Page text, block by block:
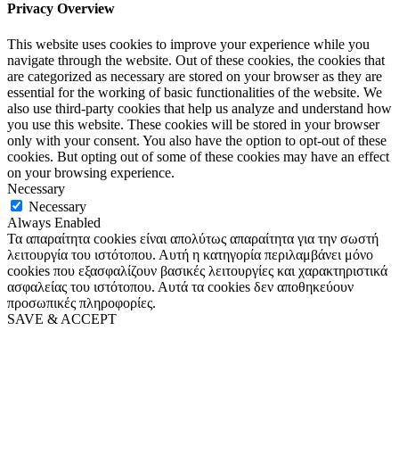
Privacy Overview
This website uses cookies to improve your experience while you
navigate through the website. Out of these cookies, the cookies that
are categorized as necessary are stored on your browser as they are
essential for the working of basic functionalities of the website. We
also use third-party cookies that help us analyze and understand how
you use this website. These cookies will be stored in your browser
only with your consent. You also have the option to opt-out of these
cookies. But opting out of some of these cookies may have an effect
on your browsing experience.
Necessary
Necessary
Always Enabled
Τα απαραίτητα cookies είναι απολύτως απαραίτητα για την σωστή
λειτουργία του ιστότοπου. Αυτή η κατηγορία περιλαμβάνει μόνο
cookies που εξασφαλίζουν βασικές λειτουργίες και χαρακτηριστικά
ασφαλείας του ιστότοπου. Αυτά τα cookies δεν αποθηκεύουν
προσωπικές πληροφορίες.
SAVE & ACCEPT